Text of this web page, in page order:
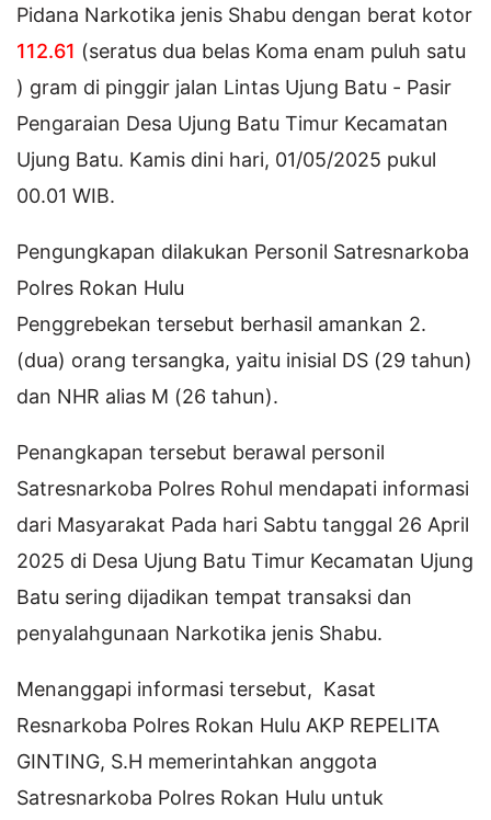
Pidana Narkotika jenis Shabu dengan berat kotor
112.61 (seratus dua belas Koma enam puluh satu
) gram di pinggir jalan Lintas Ujung Batu - Pasir
Pengaraian Desa Ujung Batu Timur Kecamatan
Ujung Batu. Kamis dini hari, 01/05/2025 pukul
00.01 WIB.
Pengungkapan dilakukan Personil Satresnarkoba
Polres Rokan Hulu
Penggrebekan tersebut berhasil amankan 2.
(dua) orang tersangka, yaitu inisial DS (29 tahun)
dan NHR alias M (26 tahun).
Penangkapan tersebut berawal personil
Satresnarkoba Polres Rohul mendapati informasi
dari Masyarakat Pada hari Sabtu tanggal 26 April
2025 di Desa Ujung Batu Timur Kecamatan Ujung
Batu sering dijadikan tempat transaksi dan
penyalahgunaan Narkotika jenis Shabu.
Menanggapi informasi tersebut, Kasat
Resnarkoba Polres Rokan Hulu AKP REPELITA
GINTING, S.H memerintahkan anggota
Satresnarkoba Polres Rokan Hulu untuk